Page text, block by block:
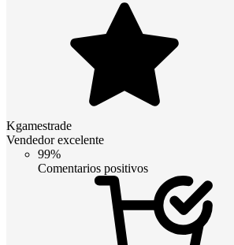
Kgamestrade
Vendedor excelente
99%
Comentarios positivos